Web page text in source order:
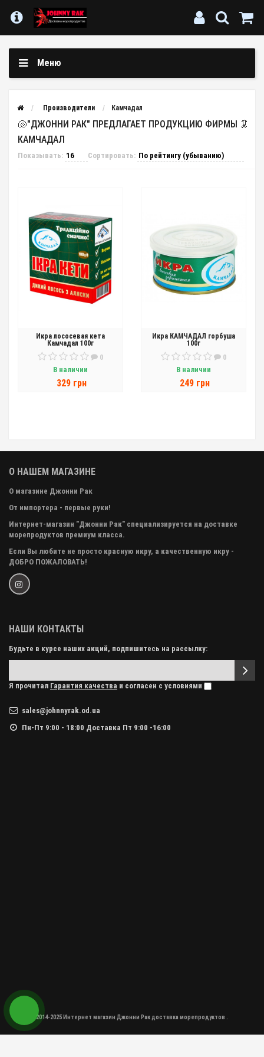
Меню
Производители Камчадал
🐚"ДЖОННИ РАК" ПРЕДЛАГАЕТ ПРОДУКЦИЮ ФИРМЫ 🦑
КАМЧАДАЛ
Показывать: Сортировать:
Икра лососевая кета
Камчадал 100г
0
В наличии
329 грн
Икра КАМЧАДАЛ горбуша
100г
0
В наличии
249 грн
О НАШЕМ МАГАЗИНЕ
О магазине Джонни Рак
От импортера - первые руки!
Интернет-магазин "Джонни Рак" специализируется на доставке
морепродуктов премиум класса.
Если Вы любите не просто красную икру, а качественную икру -
ДОБРО ПОЖАЛОВАТЬ!
НАШИ КОНТАКТЫ
Будьте в курсе наших акций, подпишитесь на рассылку:
Я прочитал Гарантия качества и согласен с условиями
sales@johnnyrak.od.ua
Пн-Пт 9:00 - 18:00 Доставка Пт 9:00 -16:00
2014-2025 Интернет магазин Джонни Рак доставка морепродуктов .